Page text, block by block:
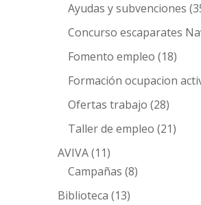
Ayudas y subvenciones
Concurso escaparates
Fomento empleo (18)
Formación ocupacion
Ofertas trabajo (28)
Taller de empleo (21)
AVIVA(11)
Campañas (8)
Biblioteca (13)